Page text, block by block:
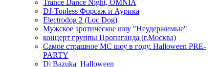
Trance Dance Night, OMNIA
DJ-Topless Форсаж и Аурика
Electrodog 2 (Loc Dog)
Мужское эротическое шоу "Неудержимые"
концерт группы Пропаганда (г.Москва)
Самое страшное МС шоу в году. Halloween PRE-
PARTY
Dj Bazuka_Halloween